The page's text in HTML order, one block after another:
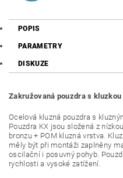
POPIS
PARAMETRY
DISKUZE
Zakružovaná pouzdra s
Ocelová kluzná pouzdra s
Pouzdra KX jsou složená z
bronzu + POM kluzná vrstva.
měly být při montáži zaplněny
oscilační i posuvný pohyb.
rychlosti a vysoké zatížení.